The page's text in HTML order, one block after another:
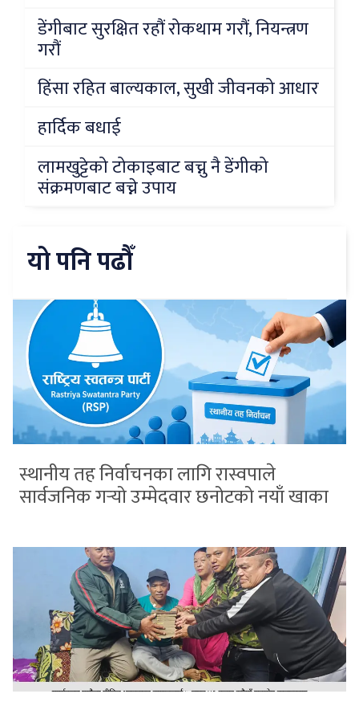
डेंगीबाट सुरक्षित रहौं रोकथाम गरौं, नियन्त्रण
गरौं
हिंसा रहित बाल्यकाल, सुखी जीवनको आधार
हार्दिक बधाई
लामखुट्टेको टोकाइबाट बच्नु नै डेंगीको
संक्रमणबाट बच्ने उपाय
यो पनि पढौँ
स्थानीय तह निर्वाचनका लागि रास्वपाले
सार्वजनिक गर्‍यो उम्मेदवार छनोटको नयाँ खाका